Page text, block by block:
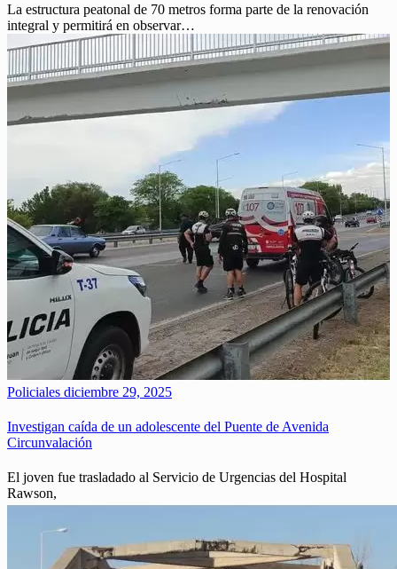
La estructura peatonal de 70 metros forma parte de la renovación
integral y permitirá en observar…
Policiales diciembre 29, 2025
Investigan caída de un adolescente del Puente de Avenida
Circunvalación
El joven fue trasladado al Servicio de Urgencias del Hospital
Rawson,